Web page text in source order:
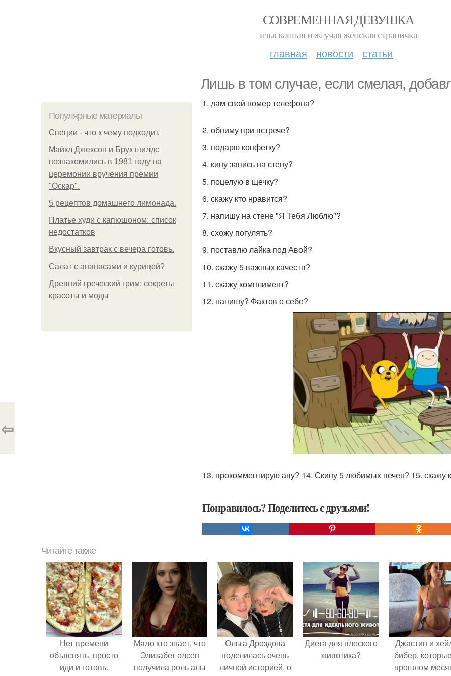
СОВРЕМЕННАЯ ДЕВУШКА
изысканная и жгучая женская страничка
главная новости статьи
Лишь в том случае, если смелая,
Популярные материалы
Специи - что к чему подходит.
Майкл Джексон и Брук шилдс
познакомились в 1981 году на
церемонии вручения премии
"Оскар".
5 рецептов домашнего лимонада.
Платье худи с капюшоном: список
недостатков
Вкусный завтрак с вечера готовь.
Салат с ананасами и курицей?
Древний греческий грим: секреты
красоты и моды
1. дам свой номер телефона?
2. обниму при встрече?
3. подарю конфетку?
4. кину запись на стену?
5. поцелую в щечку?
6. скажу кто нравится?
7. напишу на стене "Я Тебя Люблю"?
8. схожу погулять?
9. поставлю лайка под Авой?
10. скажу 5 важных качеств?
11. скажу комплимент?
12. напишу? Фактов о себе?
13. прокомментирую аву? 14. Скину 5 любимых печен? 15. скажу
Понравилось? Поделитесь с друзьями!
⇦
Читайте также
Нет времени
объяснять, просто
иди и готовь.
Мало кто знает, что
Элизабет олсен
получила роль алы
Ольга Дроздова
поделилась очень
личной историей, о
Диета для плоского
животика?
Джастин и
бибер,
прошлом